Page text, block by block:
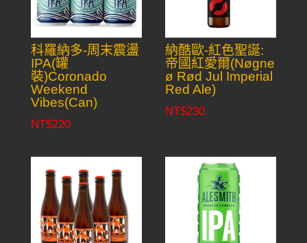
科羅納多-周末震盪
IPA(罐
裝)Coronado
Weekend
Vibes(Can)
NT$220
納酷歐-紅色聖誕:
帝國紅愛爾(Nøgne
ø Rød Jul Imperial
Red Ale)
NT$230